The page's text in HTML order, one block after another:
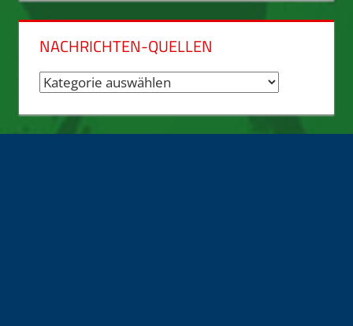
NACHRICHTEN-QUELLEN
Nachrichten-